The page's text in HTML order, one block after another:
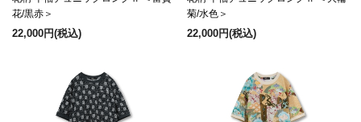
花/黒赤＞
22,000円(税込)
菊/水色＞
22,000円(税込)